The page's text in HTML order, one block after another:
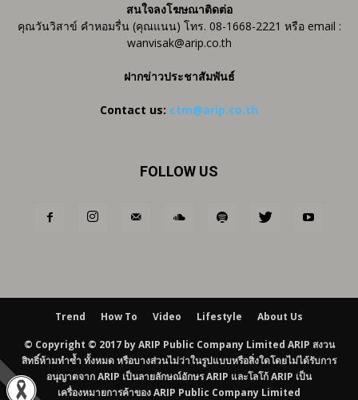
สนใจลงโฆษณาติดต่อ
คุณวันวิสาข์ คำหอมรื่น (คุณแนน) โทร. 08-1668-2221 หรือ email :
wanvisak@arip.co.th
ฝากข่าวประชาสัมพันธ์
Contact us: ctm@arip.co.th
FOLLOW US
Trend How To Video Lifestyle About Us
© Copyright © 2017 by ARIP Public Company Limited ARIP สงวน
สิทธิ์ห้ามทำซ้ำ ทั้งหมด หรือบางส่วนไม่ว่าในรูปแบบหรือสิ่งใดโดยไม่ได้รับการ
อนุญาตจาก ARIP เป็นลายลักษณ์อักษร ARIP และโลโก้ ARIP เป็น
เครื่องหมายการค้าของ ARIP Public Company Limited